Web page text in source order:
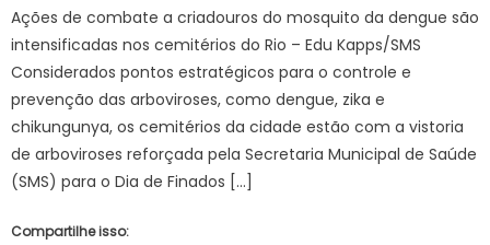
Ações de combate a criadouros do mosquito da dengue são
intensificadas nos cemitérios do Rio – Edu Kapps/SMS
Considerados pontos estratégicos para o controle e
prevenção das arboviroses, como dengue, zika e
chikungunya, os cemitérios da cidade estão com a vistoria
de arboviroses reforçada pela Secretaria Municipal de Saúde
(SMS) para o Dia de Finados […]
Compartilhe isso: